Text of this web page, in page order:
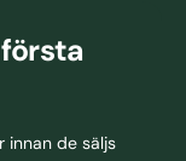
innan de säljs